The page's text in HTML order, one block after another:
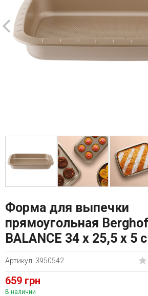
Форма для выпечки
прямоугольная
BALANCE 34 х 25,5 х 5
Артикул: 3950542
659 грн
В наличии